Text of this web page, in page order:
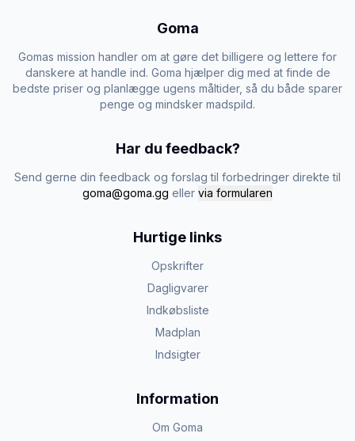
Goma
Gomas mission handler om at gøre det billigere og lettere for
danskere at handle ind. Goma hjælper dig med at finde de
bedste priser og planlægge ugens måltider, så du både sparer
penge og mindsker madspild.
Har du feedback?
Send gerne din feedback og forslag til forbedringer direkte til
goma@goma.gg eller via formularen
Hurtige links
Opskrifter
Dagligvarer
Indkøbsliste
Madplan
Indsigter
Information
Om Goma